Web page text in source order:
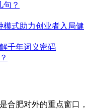
句？
模式助力创业者入局健
千年词义密码
合肥对外的重点窗口，